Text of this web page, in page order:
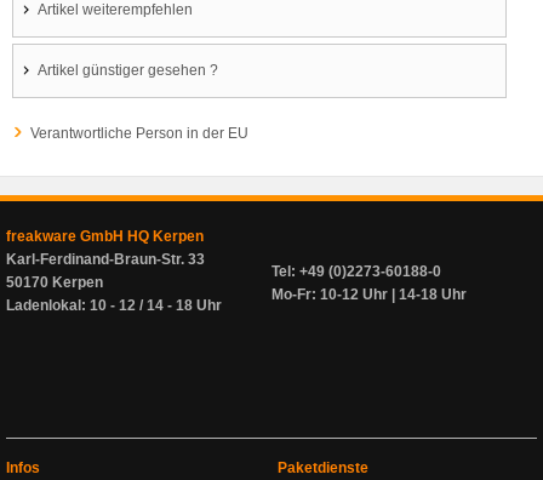
Artikel weiterempfehlen
Artikel günstiger gesehen ?
Verantwortliche Person in der EU
freakware GmbH HQ Kerpen
Karl-Ferdinand-Braun-Str. 33
50170 Kerpen
Ladenlokal: 10 - 12 / 14 - 18 Uhr
Tel: +49 (0)2273-60188-0
Mo-Fr: 10-12 Uhr | 14-18 Uhr
Infos
Paketdienste